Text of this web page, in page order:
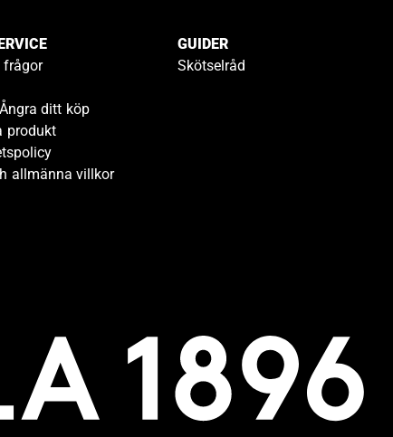
frågor
ditt köp
produkt
allmänna villkor
GUIDER
Skötselråd